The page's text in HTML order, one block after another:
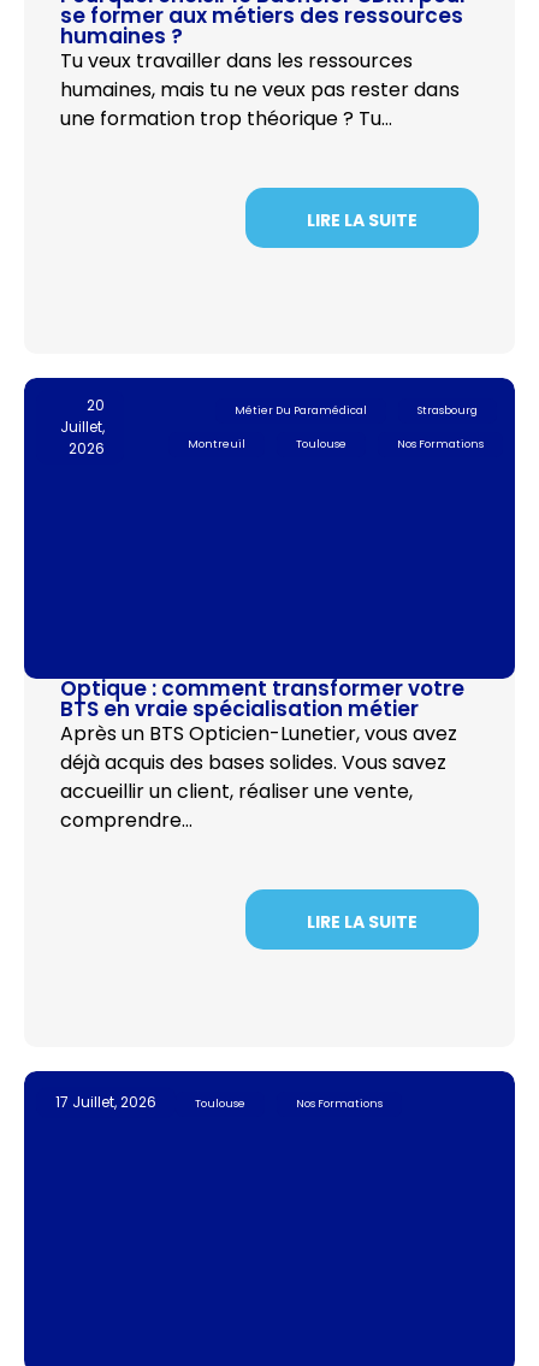
se former aux métiers des ressources
humaines ?
Tu veux travailler dans les ressources
humaines, mais tu ne veux pas rester dans
une formation trop théorique ? Tu…
LIRE LA SUITE
20
Juillet,
2026
Métier Du Paramédical Strasbourg
Montreuil Toulouse Nos Formations
Optique : comment transformer votre
BTS en vraie spécialisation métier
Après un BTS Opticien-Lunetier, vous avez
déjà acquis des bases solides. Vous savez
accueillir un client, réaliser une vente,
comprendre…
LIRE LA SUITE
17 Juillet, 2026 Toulouse Nos Formations